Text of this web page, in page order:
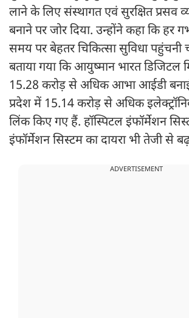
लाने के लिए संस्थागत एवं सुरक्षित प्रसव
बनाने पर जोर दिया. उन्होंने कहा कि हर
समय पर बेहतर चिकित्सा सुविधा पहुंचनी
बताया गया कि आयुष्मान भारत
15.28 करोड़ से अधिक आभा आईडी
प्रदेश में 15.14 करोड़ से अधिक
लिंक किए गए हैं. हॉस्पिटल इंफॉर्मेशन
इंफॉर्मेशन सिस्टम का दायरा भी तेजी से
ADVERTISEMENT